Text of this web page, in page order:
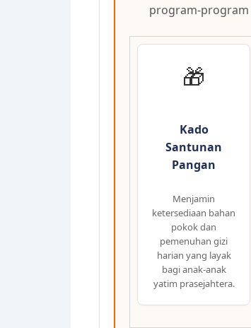
program-program
🎁
Kado
Santunan
Pangan
Menjamin
ketersediaan bahan
pokok dan
pemenuhan gizi
harian yang layak
bagi anak-anak
yatim prasejahtera.